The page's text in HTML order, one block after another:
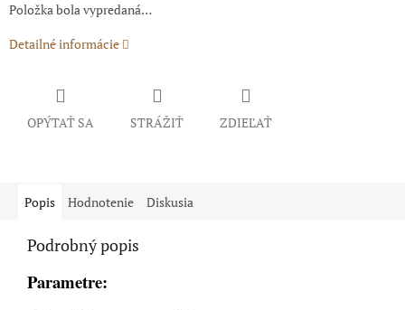
Položka bola vypredaná…
Detailné informácie
OPÝTAŤ SA STRÁŽIŤ ZDIEĽAŤ
Popis Hodnotenie Diskusia
Podrobný popis
Parametre: